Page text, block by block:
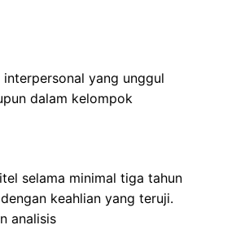
yang unggul
dalam kelompok
selama minimal tiga tahun
keahlian yang teruji.
analisis